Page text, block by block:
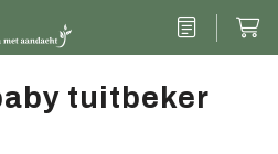
tuitbeker